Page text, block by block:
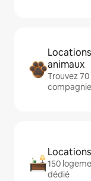
animaux
Trouvez
compagnie
150
dédié